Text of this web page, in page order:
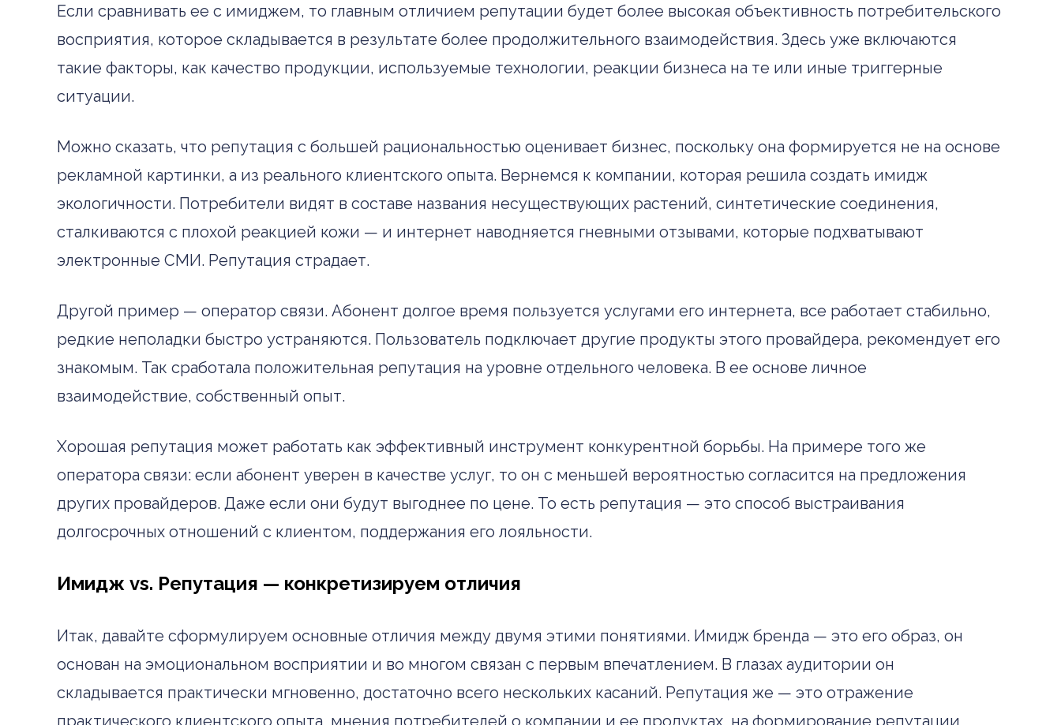
Если сравнивать ее с имиджем, то главным отличием репутации будет более высокая объективность потребительского
восприятия, которое складывается в результате более продолжительного взаимодействия. Здесь уже включаются
такие факторы, как качество продукции, используемые технологии, реакции бизнеса на те или иные триггерные
ситуации.
Можно сказать, что репутация с большей рациональностью оценивает бизнес, поскольку она формируется не на основе
рекламной картинки, а из реального клиентского опыта. Вернемся к компании, которая решила создать имидж
экологичности. Потребители видят в составе названия несуществующих растений, синтетические соединения,
сталкиваются с плохой реакцией кожи — и интернет наводняется гневными отзывами, которые подхватывают
электронные СМИ. Репутация страдает.
Другой пример — оператор связи. Абонент долгое время пользуется услугами его интернета, все работает стабильно,
редкие неполадки быстро устраняются. Пользователь подключает другие продукты этого провайдера, рекомендует его
знакомым. Так сработала положительная репутация на уровне отдельного человека. В ее основе личное
взаимодействие, собственный опыт.
Хорошая репутация может работать как эффективный инструмент конкурентной борьбы. На примере того же
оператора связи: если абонент уверен в качестве услуг, то он с меньшей вероятностью согласится на предложения
других провайдеров. Даже если они будут выгоднее по цене. То есть репутация — это способ выстраивания
долгосрочных отношений с клиентом, поддержания его лояльности.
Имидж vs. Репутация — конкретизируем отличия
Итак, давайте сформулируем основные отличия между двумя этими понятиями. Имидж бренда — это его образ, он
основан на эмоциональном восприятии и во многом связан с первым впечатлением. В глазах аудитории он
складывается практически мгновенно, достаточно всего нескольких касаний. Репутация же — это отражение
практического клиентского опыта, мнения потребителей о компании и ее продуктах, на формирование репутации